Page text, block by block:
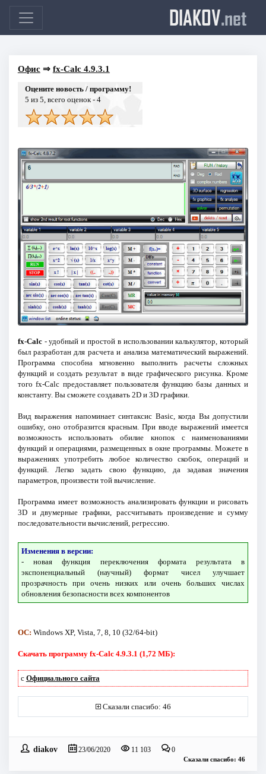
DIAKOV.net
Офис⇒ fx-Calc 4.9.3.1
Оцените новость / программу!
5 из 5, всего оценок - 4
fx-Calc- удобный и простой в использовании калькулятор, который
был разработан для расчета и анализа математический выражений.
Программа способна мгновенно выполнить расчеты сложных
функций и создать результат в виде графического рисунка. Кроме
того fx-Calc предоставляет пользователя функцию базы данных и
константу. Вы сможете создавать 2D и 3D графики.
Вид выражения напоминает синтаксис Basic, когда Вы допустили
ошибку, оно отобразится красным. При вводе выражений имеется
возможность использовать обилие кнопок с наименованиями
функций и операциями, размещенных в окне программы. Можете в
выражениях употребить любое количество скобок, операций и
функций. Легко задать свою функцию, да задавая значения
параметров, произвести той вычисление.
Программа имеет возможность анализировать функции и рисовать
3D и двумерные графики, рассчитывать произведение и сумму
последовательности вычислений, регрессию.
Изменения в версии:
- новая функция переключения формата результата в
экспоненциальный (научный) формат чисел улучшает
прозрачность при очень низких или очень больших числах
обновления безопасности всех компонентов
ОС: Windows XP, Vista, 7, 8, 10 (32/64-bit)
Скачать программу fx-Calc 4.9.3.1 (1,72 МБ):
с Официального сайта
Сказали спасибо: 46
diakov 23/06/2020 11 103 0
Сказали спасибо: 46